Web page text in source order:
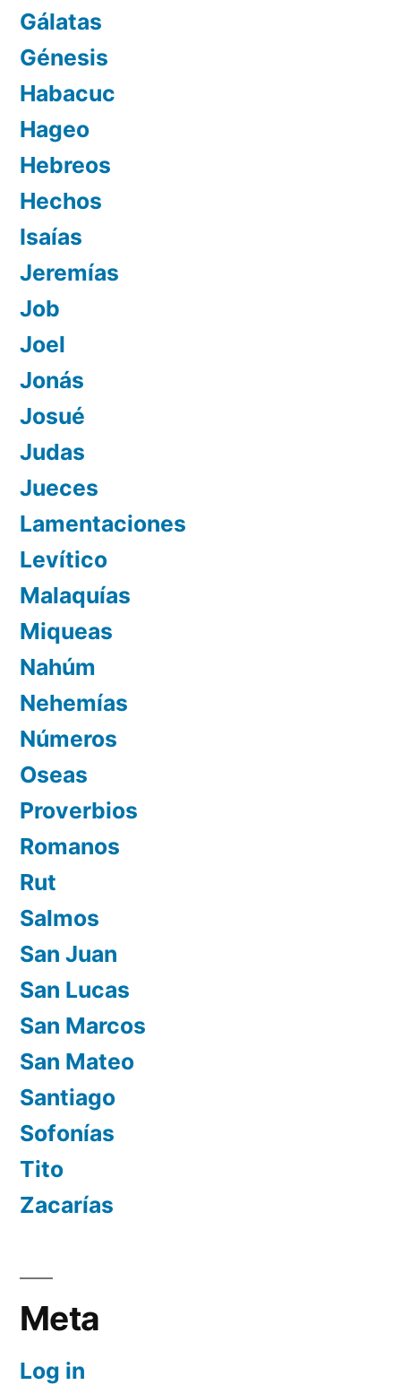
Gálatas
Génesis
Habacuc
Hageo
Hebreos
Hechos
Isaías
Jeremías
Job
Joel
Jonás
Josué
Judas
Jueces
Lamentaciones
Levítico
Malaquías
Miqueas
Nahúm
Nehemías
Números
Oseas
Proverbios
Romanos
Rut
Salmos
San Juan
San Lucas
San Marcos
San Mateo
Santiago
Sofonías
Tito
Zacarías
Meta
Log in